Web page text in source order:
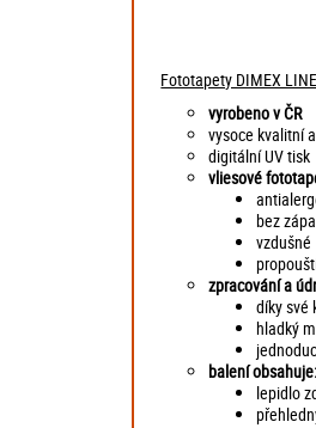
Fototapety DIMEX
vyrobeno v ČR
vysoce kvalitní
digitální UV tisk
vliesové
bez
vzdušné
zpracování a
díky své
hladký
balení obsahuje:
lepidlo